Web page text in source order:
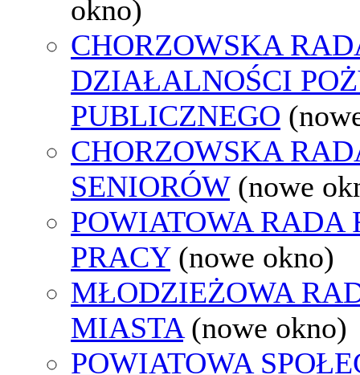
okno)
CHORZOWSKA
DZIAŁALNOŚCI
PUBLICZNEGO
CHORZOWSKA
SENIORÓW (nowe
POWIATOWA RADA
PRACY (nowe okno)
MŁODZIEŻOWA
MIASTA (nowe okno)
POWIATOWA